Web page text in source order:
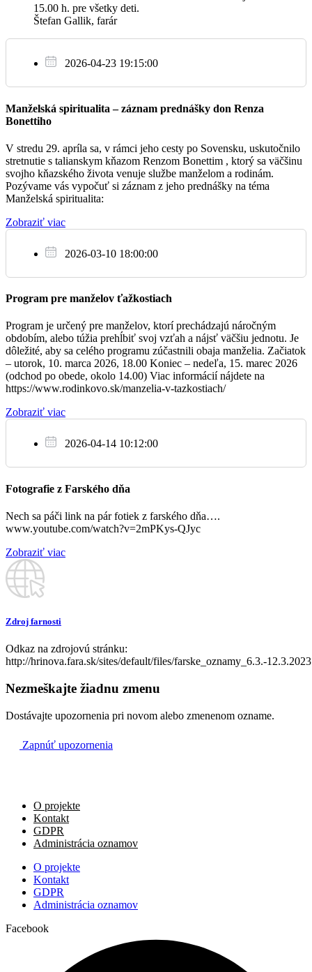
17:00
+ Rudolf Hronček a rodičia Hrončekovci a
Kalamárovci
9.3.
Pi
08:00
16:30
17:00
+ Martin Kulich a syn Martin
11.3.
08:00
+ Jaromír Chriaštel
17:00
+ Vilma Púpavová
Ne
12.3.
09:00
10:00
- pobožnosť Krížovej cesty
15.00 h. pre všetky deti.
Štefan Gallik, farár
2026-04-23 19:15:00
Manželská spiritualita – záznam prednášky don Renza
Bonettiho
V stredu 29. apríla sa, v rámci jeho cesty po Sovensku, uskutočnilo
stretnutie s talianskym kňazom Renzom Bonettim , ktorý sa väčšinu
svojho kňazského života venuje službe manželom a rodinám.
Pozývame vás vypočuť si záznam z jeho prednášky na téma
Manželská spiritualita:
Zobraziť viac
2026-03-10 18:00:00
Program pre manželov ťažkostiach
Program je určený pre manželov, ktorí prechádzajú náročným
obdobím, alebo túžia prehĺbiť svoj vzťah a nájsť väčšiu jednotu. Je
dôležité, aby sa celého programu zúčastnili obaja manželia. Začiatok
– utorok, 10. marca 2026, 18.00 Koniec – nedeľa, 15. marec 2026
(odchod po obede, okolo 14.00) Viac informácií nájdete na
https://www.rodinkovo.sk/manzelia-v-tazkostiach/
Zobraziť viac
2026-04-14 10:12:00
Fotografie z Farského dňa
Nech sa páči link na pár fotiek z farského dňa….
www.youtube.com/watch?v=2mPKys-QJyc
Zobraziť viac
Zdroj farnosti
Odkaz na zdrojovú stránku:
http://hrinova.fara.sk/sites/default/files/farske_oznamy_6.3.-
Nezmeškajte žiadnu zmenu
Dostávajte upozornenia pri novom alebo zmenenom ozname.
Zapnúť upozornenia
O projekte
Kontakt
GDPR
Administrácia oznamov
O projekte
Kontakt
GDPR
Administrácia oznamov
Facebook